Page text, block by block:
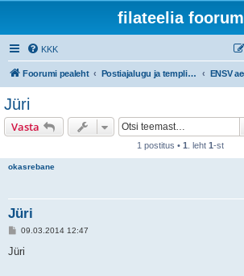
filateelia foorum
KKK
Foorumi pealeht Postiajalugu ja templijäljendite kogumine
Jüri
Vasta
1 postitus • 1 . leht 1-st
okasrebane
Jüri
P
s
09.03.2014 12:47
Jüri